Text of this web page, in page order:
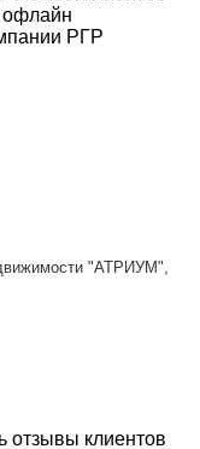
"АТРИУМ",